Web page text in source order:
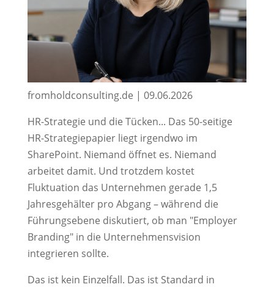
fromholdconsulting.de | 09.06.2026
HR-Strategie und die Tücken... Das 50-seitige
HR-Strategiepapier liegt irgendwo im
SharePoint. Niemand öffnet es. Niemand
arbeitet damit. Und trotzdem kostet
Fluktuation das Unternehmen gerade 1,5
Jahresgehälter pro Abgang – während die
Führungsebene diskutiert, ob man "Employer
Branding" in die Unternehmensvision
integrieren sollte.
Das ist kein Einzelfall. Das ist Standard in